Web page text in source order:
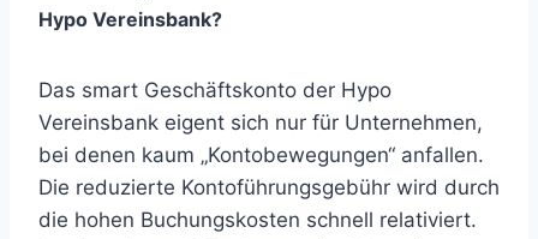
Hypo Vereinsbank?
Das smart Geschäftskonto der Hypo
Vereinsbank eigent sich nur für Unternehmen,
bei denen kaum „Kontobewegungen“ anfallen.
Die reduzierte Kontoführungsgebühr wird durch
die hohen Buchungskosten schnell relativiert.